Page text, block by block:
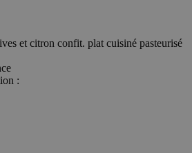
et citron confit. plat cuisiné pasteurisé
: